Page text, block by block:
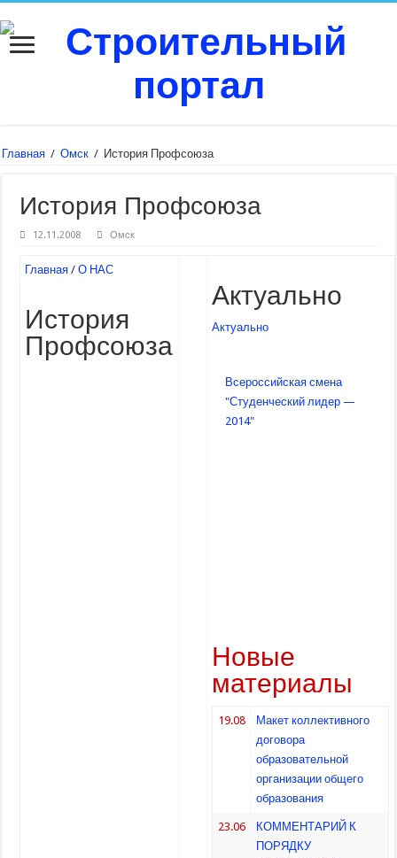
Главная / Омск / История Профсоюза
История Профсоюза
12.11.2008 Омск
Главная /О НАС
История
Профсоюза
Актуально
Актуально
Всероссийская смена
"Студенческий лидер —
2014"
Новые
материалы
19.08
Макет коллективного
договора
образовательной
организации общего
образования
23.06
КОММЕНТАРИЙ К
ПОРЯДКУ